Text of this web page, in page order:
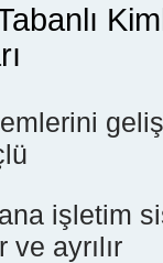
işletim
ve ayrılır